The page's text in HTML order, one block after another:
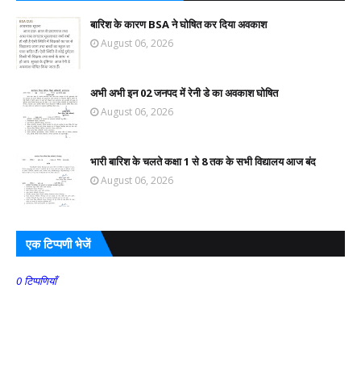
बारिश के कारण BSA ने घोषित कर दिया अवकाश
August 06, 2026
अभी अभी इन 02 जनपद में रेनी डे का अवकाश घोषित
August 06, 2026
भारी बारिश के चलते कक्षा 1 से 8 तक के सभी विद्यालय आज बंद
August 06, 2026
एक टिप्पणी भेजें
0 टिप्पणियाँ